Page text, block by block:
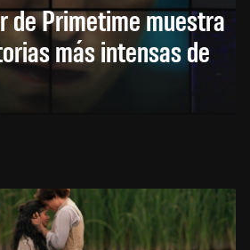
de Primetime muestra
más intensas de